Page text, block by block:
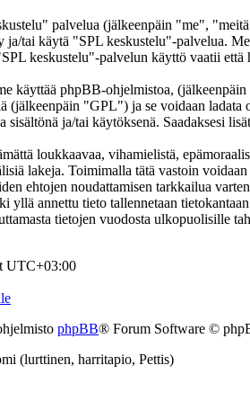
palvelua (jälkeenpäin "me",
ja/tai käytä "SPL keskustelu"-palvelua.
keskustelu"-palvelun käyttö vaatii
käyttää phpBB-ohjelmistoa,
(jälkeenpäin "GPL") ja se voidaan ladata
sisältönä ja/tai käytöksenä. Saadaksesi
loukkaavaa, vihamielistä,
lakeja. Toimimalla tätä vastoin
ehtojen noudattamisen tarkkailua
yllä annettu tieto tallennetaan
tietojen vuodosta ulkopuolisille
UTC+03:00
phpBB® Forum Software ©
(lurttinen, harritapio, Pettis)